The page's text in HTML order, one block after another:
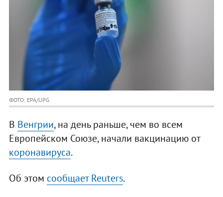
ФОТО: EPA/UPG
В Венгрии, на день раньше, чем во всем
Европейском Союзе, начали вакцинацию от
коронавируса.
Об этом сообщает Reuters.